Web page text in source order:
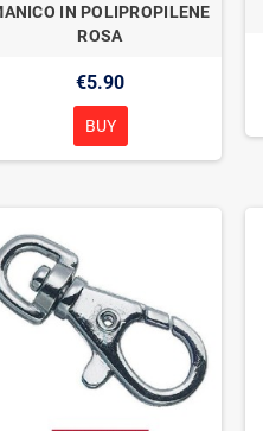
IN POLIPROPILENE
ROSA
€5.90
BUY